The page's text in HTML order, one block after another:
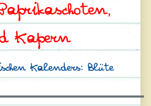
Kapern
Kalenders: Blüte